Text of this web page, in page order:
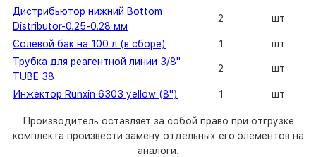
Дистрибьютор нижний Bottom
Distributor-0.25-0.28 мм
2 шт
Солевой бак на 100 л (в сборе) 1
шт
Трубка для реагентной линии 3/8"
TUBE 38
2 шт
Инжектор Runxin 6303 yellow (8") 1 шт
Производитель оставляет за собой право при отгрузке
комплекта произвести замену отдельных его элементов на
аналоги.